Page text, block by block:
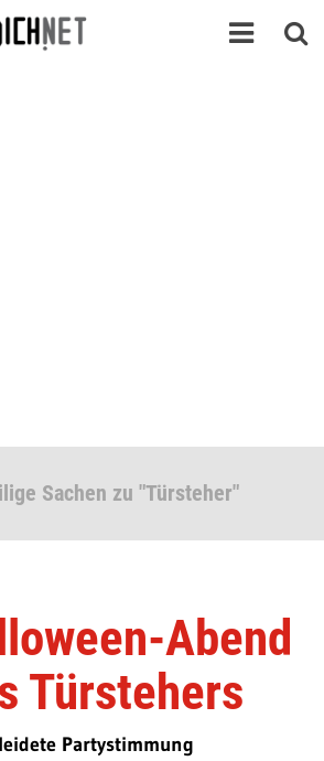
Sachen zu "Türsteher"
Abend
Türstehers
Partystimmung